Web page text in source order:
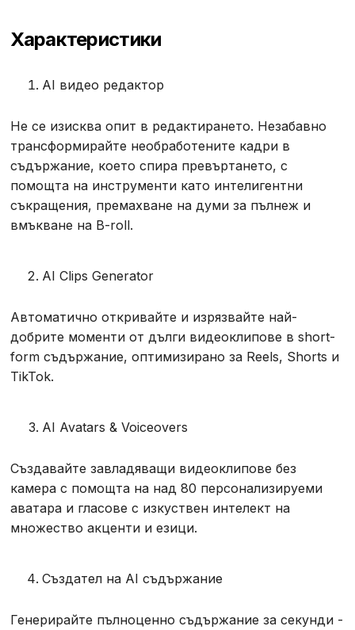
Характеристики
AI видео редактор
Не се изисква опит в редактирането. Незабавно
трансформирайте необработените кадри в
съдържание, което спира превъртането, с
помощта на инструменти като интелигентни
съкращения, премахване на думи за пълнеж и
вмъкване на B-roll.
AI Clips Generator
Автоматично откривайте и изрязвайте най-
добрите моменти от дълги видеоклипове в short-
form съдържание, оптимизирано за Reels, Shorts и
TikTok.
AI Avatars & Voiceovers
Създавайте завладяващи видеоклипове без
камера с помощта на над 80 персонализируеми
аватара и гласове с изкуствен интелект на
множество акценти и езици.
Създател на AI съдържание
Генерирайте пълноценно съдържание за секунди -